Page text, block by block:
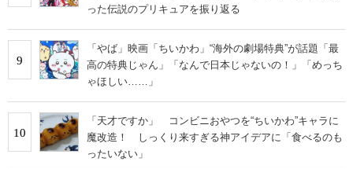
った伝説のプリキュアを振り返る
9
「やば」映画「ちいかわ」“海外の劇場特典”が話題「最
高の特典じゃん」「なんで日本じゃないの！」「めっち
ゃほしい……」
10
「天才ですか」 コンビニおやつを“ちいかわ”キャラに
魔改造！ しっくり来すぎる神アイデアに「食べるのも
ったいない」